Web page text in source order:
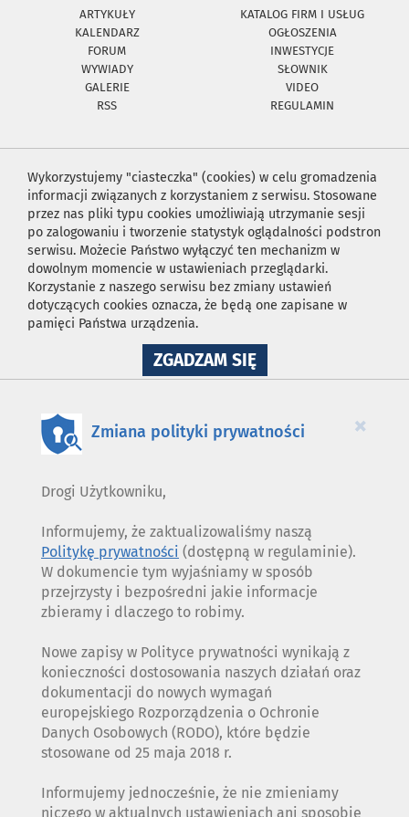
ARTYKUŁY
KATALOG FIRM I USŁUG
KALENDARZ
OGŁOSZENIA
FORUM
INWESTYCJE
WYWIADY
SŁOWNIK
GALERIE
VIDEO
RSS
REGULAMIN
Wykorzystujemy "ciasteczka" (cookies) w celu gromadzenia
informacji związanych z korzystaniem z serwisu. Stosowane
przez nas pliki typu cookies umożliwiają utrzymanie sesji
po zalogowaniu i tworzenie statystyk oglądalności podstron
serwisu. Możecie Państwo wyłączyć ten mechanizm w
dowolnym momencie w ustawieniach przeglądarki.
Korzystanie z naszego serwisu bez zmiany ustawień
dotyczących cookies oznacza, że będą one zapisane w
pamięci Państwa urządzenia.
ZGADZAM SIĘNA
WYKORZYSTANIE
×
Zmiana polityki prywatności
Drogi Użytkowniku,
Informujemy, że zaktualizowaliśmy naszą
Politykę prywatności (dostępną w regulaminie).
W dokumencie tym wyjaśniamy w sposób
przejrzysty i bezpośredni jakie informacje
zbieramy i dlaczego to robimy.
Nowe zapisy w Polityce prywatności wynikają z
konieczności dostosowania naszych działań oraz
dokumentacji do nowych wymagań
europejskiego Rozporządzenia o Ochronie
Danych Osobowych (RODO), które będzie
stosowane od 25 maja 2018 r.
Informujemy jednocześnie, że nie zmieniamy
niczego w aktualnych ustawieniach ani sposobie